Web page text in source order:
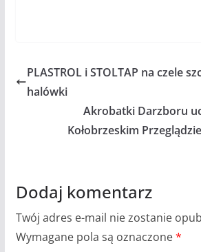
PLASTROL i STOLTAP na czele
halówki
Akrobatki Darzboru
Kołobrzeskim
Dodaj komentarz
Twój adres e-mail nie zostanie
Wymagane pola są oznaczone*